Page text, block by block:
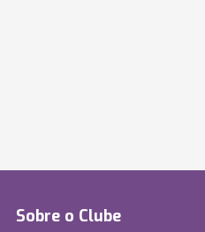
Sobre o Clube